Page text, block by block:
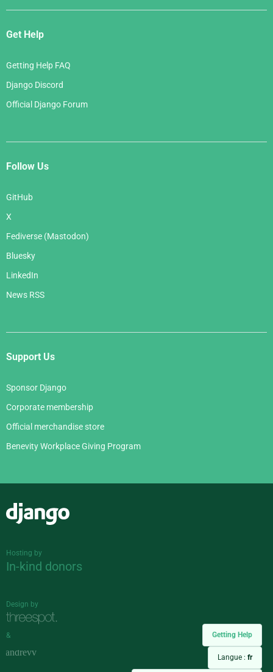
Getting Help
Langue : fr
Get Help
Getting Help FAQ
Django Discord
Official Django Forum
Follow Us
GitHub
X
Fediverse (Mastodon)
Bluesky
LinkedIn
News RSS
Support Us
Sponsor Django
Corporate membership
Official merchandise store
Benevity Workplace Giving Program
Hosting by
In-kind donors
Design by
&